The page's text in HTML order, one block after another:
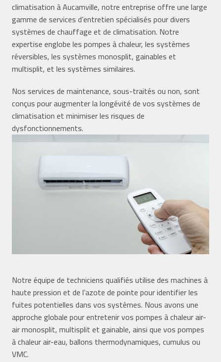
climatisation à Aucamville, notre entreprise offre une large
gamme de services d’entretien spécialisés pour divers
systèmes de chauffage et de climatisation. Notre
expertise englobe les pompes à chaleur, les systèmes
réversibles, les systèmes monosplit, gainables et
multisplit, et les systèmes similaires.
Nos services de maintenance, sous-traités ou non, sont
conçus pour augmenter la longévité de vos systèmes de
climatisation et minimiser les risques de
dysfonctionnements.
Notre équipe de techniciens qualifiés utilise des machines à
haute pression et de l’azote de pointe pour identifier les
fuites potentielles dans vos systèmes. Nous avons une
approche globale pour entretenir vos pompes à chaleur air-
air monosplit, multisplit et gainable, ainsi que vos pompes
à chaleur air-eau, ballons thermodynamiques, cumulus ou
VMC.